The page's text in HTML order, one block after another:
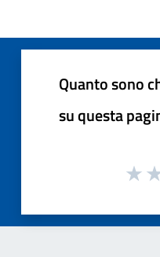
Quanto sono
su questa